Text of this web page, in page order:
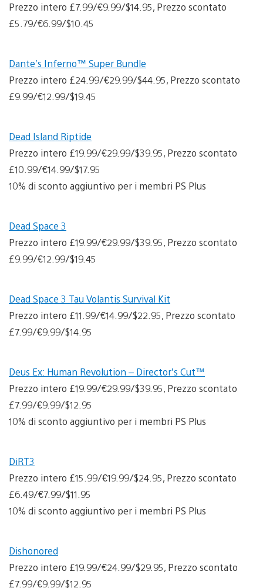
Prezzo intero £7.99/€9.99/$14.95, Prezzo scontato
£5.79/€6.99/$10.45
Dante’s Inferno™ Super Bundle
Prezzo intero £24.99/€29.99/$44.95, Prezzo scontato
£9.99/€12.99/$19.45
Dead Island Riptide
Prezzo intero £19.99/€29.99/$39.95, Prezzo scontato
£10.99/€14.99/$17.95
10% di sconto aggiuntivo per i membri PS Plus
Dead Space 3
Prezzo intero £19.99/€29.99/$39.95, Prezzo scontato
£9.99/€12.99/$19.45
Dead Space 3 Tau Volantis Survival Kit
Prezzo intero £11.99/€14.99/$22.95, Prezzo scontato
£7.99/€9.99/$14.95
Deus Ex: Human Revolution – Director’s Cut™
Prezzo intero £19.99/€29.99/$39.95, Prezzo scontato
£7.99/€9.99/$12.95
10% di sconto aggiuntivo per i membri PS Plus
DiRT3
Prezzo intero £15.99/€19.99/$24.95, Prezzo scontato
£6.49/€7.99/$11.95
10% di sconto aggiuntivo per i membri PS Plus
Dishonored
Prezzo intero £19.99/€24.99/$29.95, Prezzo scontato
£7.99/€9.99/$12.95